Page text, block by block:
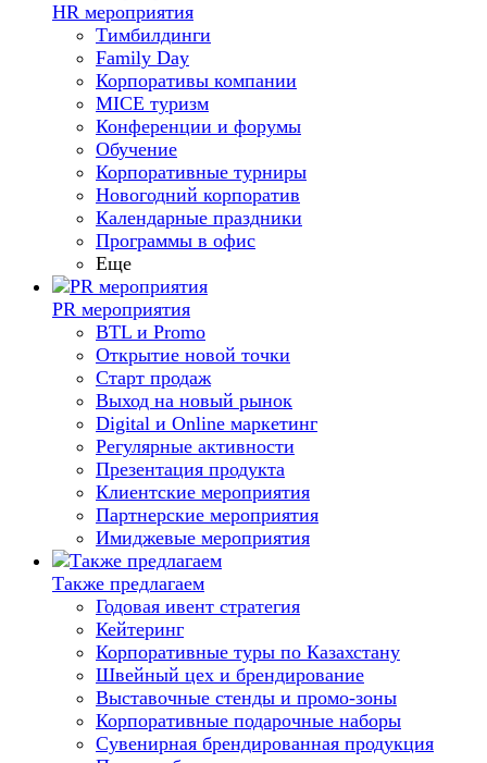
HR мероприятия
Тимбилдинги
Family Day
Корпоративы компании
MICE туризм
Конференции и форумы
Обучение
Корпоративные турниры
Новогодний корпоратив
Календарные праздники
Программы в офис
Еще
PR мероприятия
BTL и Promo
Открытие новой точки
Старт продаж
Выход на новый рынок
Digital и Online маркетинг
Регулярные активности
Презентация продукта
Клиентские мероприятия
Партнерские мероприятия
Имиджевые мероприятия
Также предлагаем
Годовая ивент стратегия
Кейтеринг
Корпоративные туры по Казахстану
Швейный цех и брендирование
Выставочные стенды и промо-зоны
Корпоративные подарочные наборы
Сувенирная брендированная продукция